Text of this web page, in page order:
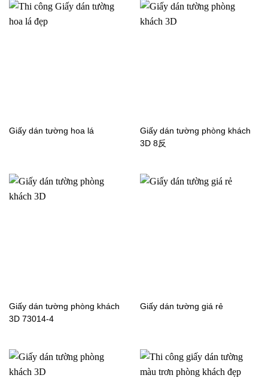
Giấy dán tường cho bé
Giấy dán tường cho bé
trai 5131-1
Giấy dán tường cho bé
trai 5131-2
Giấy dán tường cho bé
Giấy dán tường hoa lá
Giấy dán tường phòng khách
3D 8反
Giấy dán tường phòng khách
3D 73014-4
Giấy dán tường giá rẻ